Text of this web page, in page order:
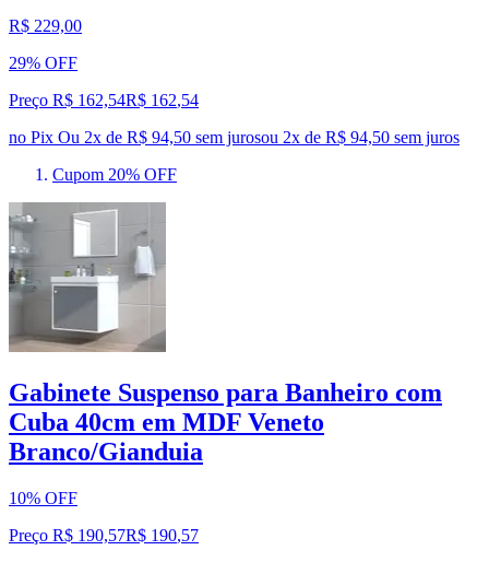
R$ 229,00
29% OFF
Preço R$ 162,54R$ 162,54
no Pix Ou 2x de R$ 94,50 sem jurosou 2x de R$ 94,50 sem juros
Cupom 20% OFF
Gabinete Suspenso para Banheiro com
Cuba 40cm em MDF Veneto
Branco/Gianduia
10% OFF
Preço R$ 190,57R$ 190,57